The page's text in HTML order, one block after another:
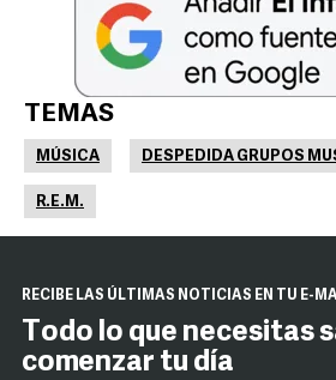
TEMAS
MÚSICA DESPEDIDA GRUPOS
R.E.M.
RECIBE LAS ÚLTIMAS NOTICIAS EN TU E-
Todo lo que necesitas
comenzar tu día